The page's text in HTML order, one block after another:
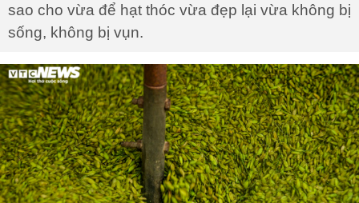
sao cho vừa để hạt thóc vừa đẹp lại vừa không bị
sống, không bị vụn.